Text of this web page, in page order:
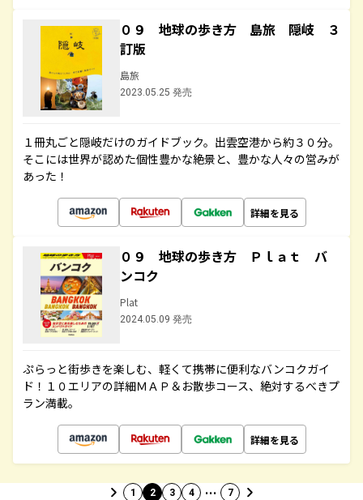
０９ 地球の歩き方 島旅 隠岐 ３
訂版
島旅
2023.05.25 発売
１冊丸ごと隠岐だけのガイドブック。出雲空港から約３０分。
そこには世界が認めた個性豊かな絶景と、豊かな人々の営みが
あった！
詳細を見る
０９ 地球の歩き方 Ｐｌａｔ バ
ンコク
Plat
2024.05.09 発売
ぷらっと街歩きを楽しむ、軽くて携帯に便利なバンコクガイ
ド！１０エリアの詳細ＭＡＰ＆お散歩コース、絶対するべきプ
ラン満載。
詳細を見る
1 2 3 4 … 7